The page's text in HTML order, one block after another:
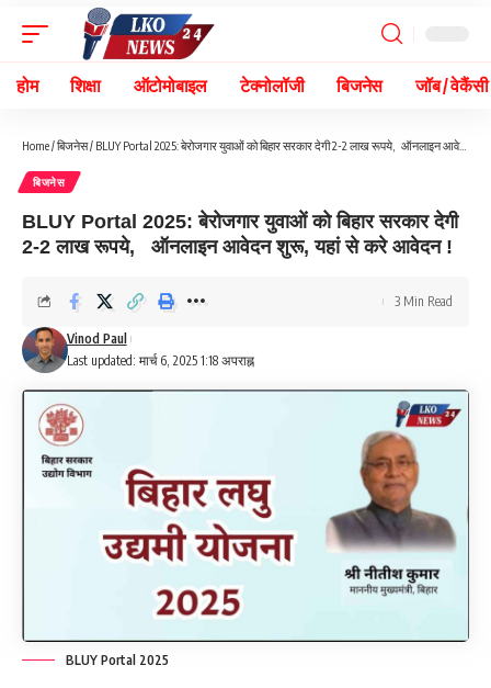
होम शिक्षा ऑटोमोबाइल टेक्नोलॉजी बिजनेस जॉब / वेकैंसी
Home/बिजनेस/ BLUY Portal 2025: बेरोजगार युवाओं को बिहार सरकार देगी 2-2 लाख रूपये, ऑनलाइन आवेदन शुरू, यहां से करे आवेदन !
बिजनेस
BLUY Portal 2025: बेरोजगार युवाओं को बिहार सरकार देगी
2-2 लाख रूपये, ऑनलाइन आवेदन शुरू, यहां से करे आवेदन !
Last updated: मार्च 6, 2025 1:18 अपराह्न
Vinod Paul
3 Min Read
BLUY Portal 2025